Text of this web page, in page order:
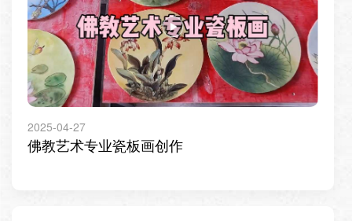
2025-04-27
佛教艺术专业瓷板画创作